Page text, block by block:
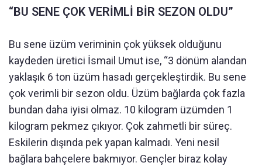
“BU SENE ÇOK VERİMLİ BİR SEZON OLDU”
Bu sene üzüm veriminin çok yüksek olduğunu
kaydeden üretici İsmail Umut ise, “3 dönüm alandan
yaklaşık 6 ton üzüm hasadı gerçekleştirdik. Bu sene
çok verimli bir sezon oldu. Üzüm bağlarda çok fazla
bundan daha iyisi olmaz. 10 kilogram üzümden 1
kilogram pekmez çıkıyor. Çok zahmetli bir süreç.
Eskilerin dışında pek yapan kalmadı. Yeni nesil
bağlara bahçelere bakmıyor. Gençler biraz kolay